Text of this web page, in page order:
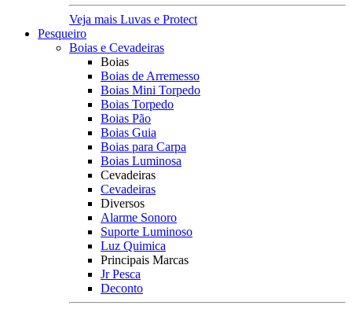
Veja mais Luvas e Protect
Pesqueiro
Boias e Cevadeiras
Boias
Boias de Arremesso
Boias Mini Torpedo
Boias Torpedo
Boias Pão
Boias Guia
Boias para Carpa
Boias Luminosa
Cevadeiras
Cevadeiras
Diversos
Alarme Sonoro
Suporte Luminoso
Luz Quimica
Principais Marcas
Jr Pesca
Deconto